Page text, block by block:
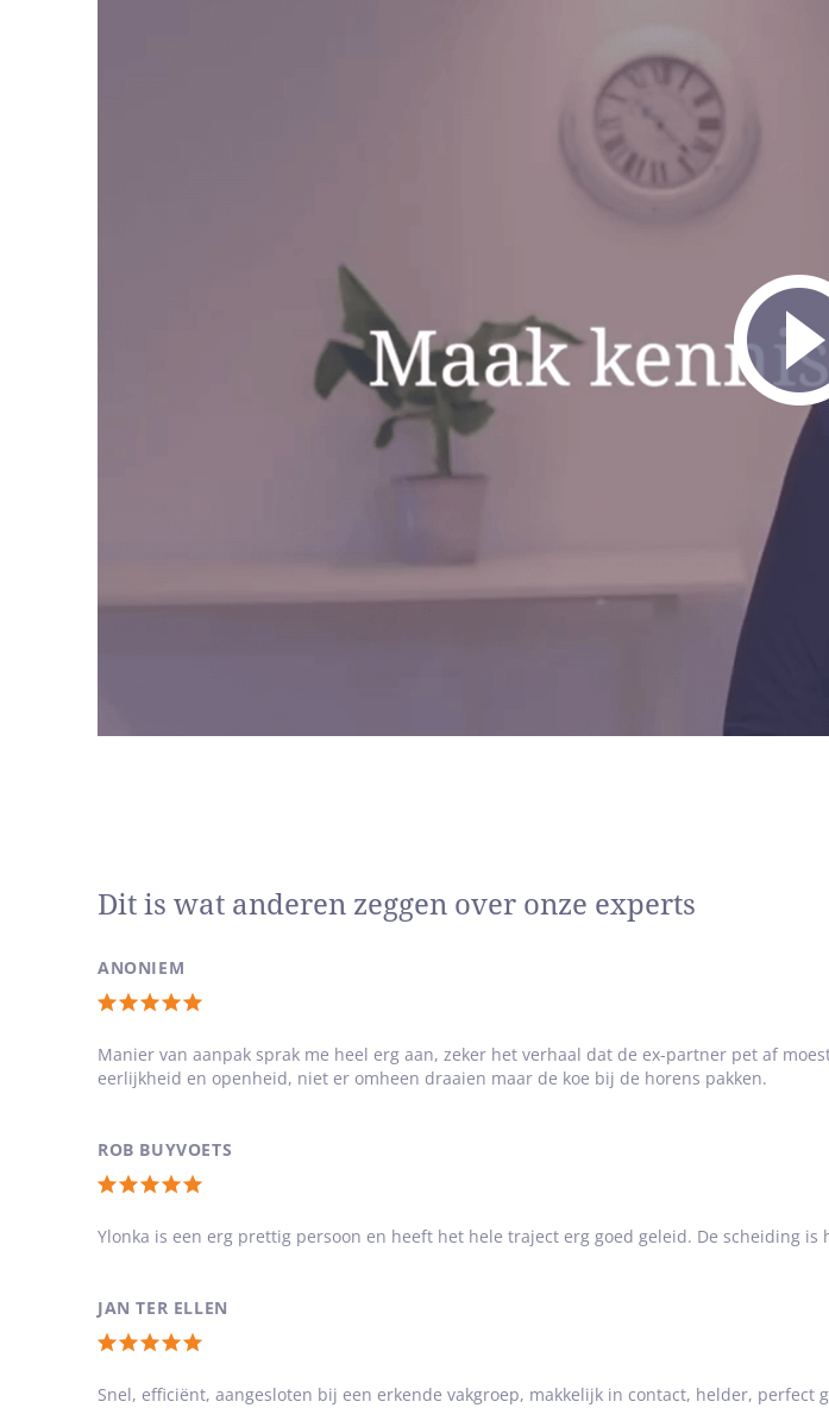
je ouderrol kunnen invullen zodat zij hun
Als jullie er nog niet helemaal zeker van
nog wel tussen jullie is. Blijkt een scheiding
samen zo goed mogelijk uit te komen.
In een eerste gesprek maken we kennis
Verder leg ik alle stappen uit om het zo
Daarna bespreken we stap voor stap wat er
beslissing om te scheiden ervaren? Hoe zijn
worden? Welke afspraken willen jullie
schulden?
Ik stel een convenant en/of
Als de mediation is afgerond, verzorg ik ook
voor de indiening bij de rechtbank en de
Waar ik mij sterk voor maak
‘Het verleden kunnen we niet herschrijven
Het enige waar we echt wat mee kunnen, is
Ik heb met mediation mezelf een fulltime
kijken, reizen, aquarobics, meditatie en de
Want soms is het zo in het leven, dat oude
Dit is wat anderen zeggen over onze experts
ANONIEM
Totale
waardering:
5
5
sterren
Manier van aanpak sprak me heel erg aan, zeker het verhaal dat de ex-partner pet af
eerlijkheid en openheid, niet er omheen draaien maar de koe bij de horens pakken.
ROB BUYVOETS
Totale
waardering:
van
5
Ylonka is een erg prettig persoon en heeft het hele traject erg goed geleid. De scheiding
JAN TER ELLEN
Totale
waardering:
Snel, efficiënt, aangesloten bij een erkende vakgroep, makkelijk in contact, helder, perfect